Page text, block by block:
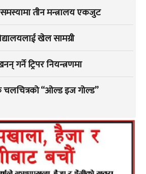
तीन मन्त्रालय एकजुट
खेल सामग्री
गर्ने ट्रिपर नियन्त्रणमा
चलचित्रको “ओल्ड इज गोल्ड”